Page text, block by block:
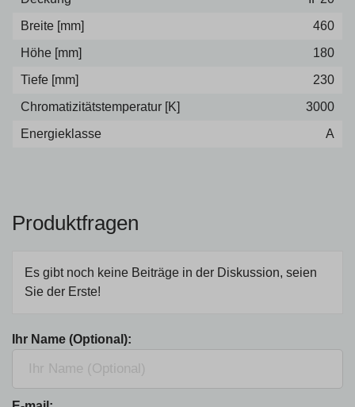
Breite [mm]
460
Höhe [mm]
180
Tiefe [mm]
230
Chromatizitätstemperatur [K]
3000
Energieklasse
A
Produktfragen
Es gibt noch keine Beiträge in der Diskussion, seien
Sie der Erste!
Ihr Name (Optional):